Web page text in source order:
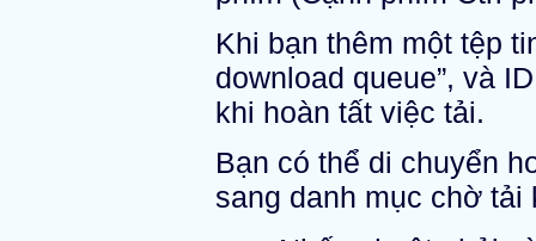
Khi bạn thêm một tệp
download queue”, và
khi hoàn tất việc tải.
Bạn có thể di chuyển
sang danh mục chờ tải